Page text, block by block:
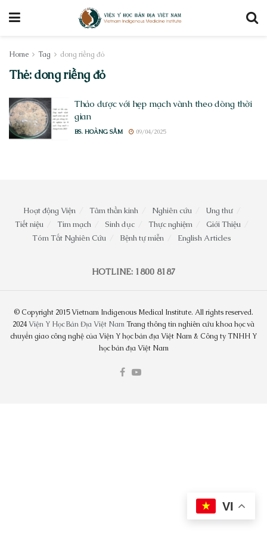
Home Tag dong riềng đỏ
Thẻ:dong riềng đỏ
Thảo dược với hẹp mạch vành theo dòng thời
gian
BS. HOÀNG SẦM 09/04/2025
Hoạt động Viện Tâm thần kinh Nghiên cứu
Ung thư
Tiết niệu
Tim mạch Sinh dục Thực nghiệm
Giới Thiệu
Tóm Tắt Nghiên Cứu
Bệnh tự miễn English Articles
HOTLINE: 1800 8187
© Copyright 2015 Vietnam Indigenous Medical Institute. All rights reserved.
2024Viện Y Học Bản Địa Việt NamTrang thông tin nghiên cứu khoa học và
chuyển giao công nghệ của Viện Y học bản địa Việt Nam & Công ty TNHH Y
học bản địa Việt Nam
VI